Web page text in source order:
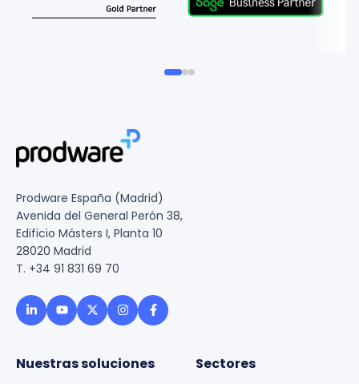
Prodware España (Madrid)
Avenida del General Perón 38,
Edificio Másters I, Planta 10
28020 Madrid
T. +34 91 831 69 70
Nuestras soluciones Sectores